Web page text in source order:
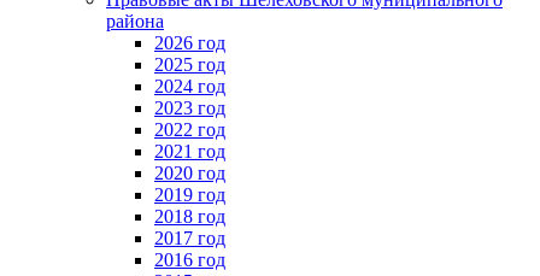
района
2026 год
2025 год
2024 год
2023 год
2022 год
2021 год
2020 год
2019 год
2018 год
2017 год
2016 год